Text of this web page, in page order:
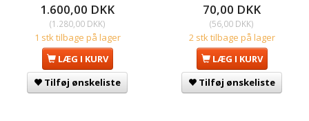
1.600,00 DKK
(1.280,00 DKK)
1 stk tilbage på lager
LÆG I KURV
Tilføj ønskeliste
70,00 DKK
(56,00 DKK)
2 stk tilbage på lager
LÆG I KURV
Tilføj ønskeliste